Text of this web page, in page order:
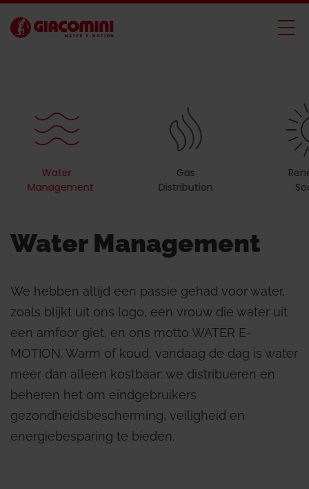
Water
Management
Gas
Distribution
Water Management
We hebben altijd een passie gehad voor water,
zoals blijkt uit ons logo, een vrouw die water uit
een amfoor giet, en ons motto WATER E-
MOTION. Warm of koud, vandaag de dag is water
meer dan alleen kostbaar: we distribueren en
beheren het om eindgebruikers
gezondheidsbescherming, veiligheid en
energiebesparing te bieden.